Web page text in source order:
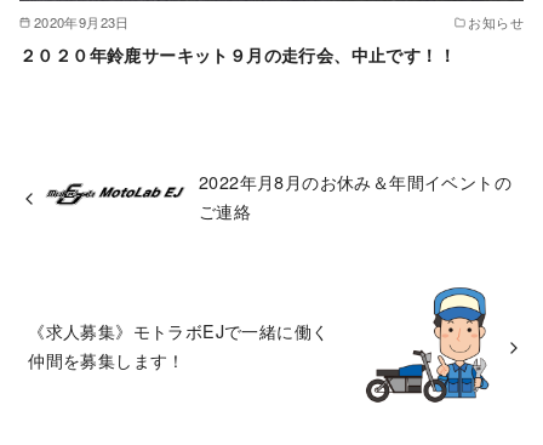
2020年9月23日 お知らせ
２０２０年鈴鹿サーキット９月の走行会、中止です！！
2022年月8月のお休み＆年間イベントの
ご連絡
《求人募集》モトラボEJで一緒に働く
仲間を募集します！